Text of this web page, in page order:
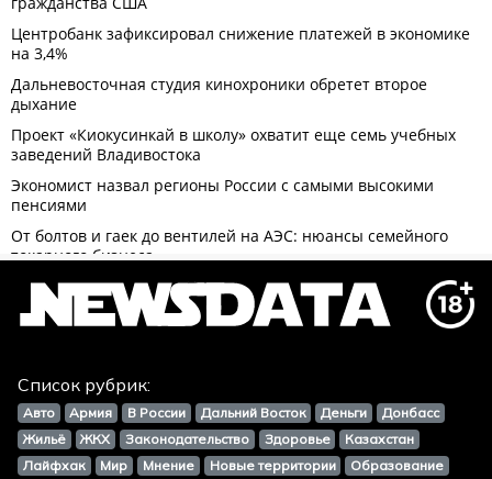
Список рубрик:
Авто Армия В России Дальний Восток Деньги
Донбасс
Жильё
ЖКХ Законодательство Здоровье
Казахстан
Лайфхак
Мир Мнение Новые территории Образование